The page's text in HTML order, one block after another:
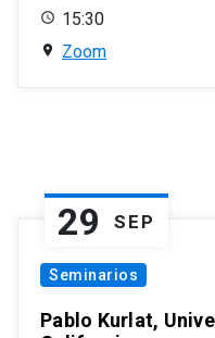
15:30
Zoom
29 SEP
Seminarios
Pablo Kurlat,